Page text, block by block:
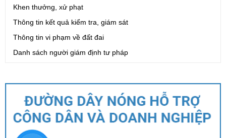
Khen thưởng, xử phạt
Thông tin kết quả kiểm tra, giám sát
Thông tin vi phạm về đất đai
Danh sách người giám định tư pháp